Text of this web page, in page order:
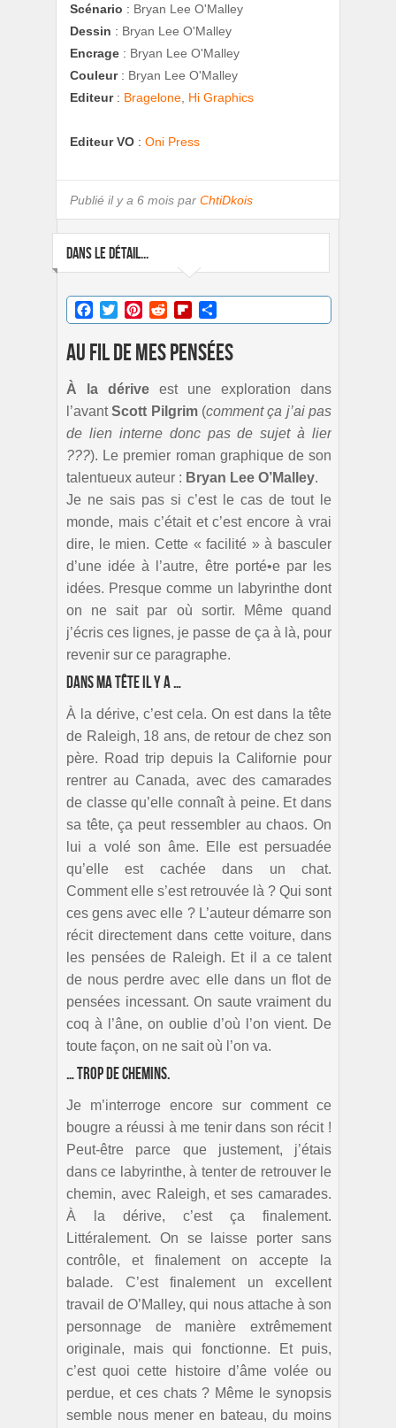
Scénario : Bryan Lee O'Malley
Dessin : Bryan Lee O'Malley
Encrage : Bryan Lee O'Malley
Couleur: Bryan Lee O'Malley
Editeur: Bragelone Hi Graphics
Editeur VO : Oni Press
Publié il y a 6 mois par ChtiDkois
DANS LE DÉTAIL...
Facebook
TwitterPinterestRedditFlipboard
Au fil de mes pensées
À la dérive est une exploration dans
l’avantScott Pilgrim(comment ça j’ai pas
de lien interne donc pas de sujet à lier
???). Le premier roman graphique de son
talentueux auteur : Bryan Lee O’Malley.
Je ne sais pas si c’est le cas de tout le
monde, mais c’était et c’est encore à vrai
dire, le mien. Cette « facilité » à basculer
d’une idée à l’autre, être porté•e par les
idées. Presque comme un labyrinthe dont
on ne sait par où sortir. Même quand
j’écris ces lignes, je passe de ça à là, pour
revenir sur ce paragraphe.
Dans ma tête il y a …
À la dérive, c’est cela. On est dans la tête
de Raleigh, 18 ans, de retour de chez son
père. Road trip depuis la Californie pour
rentrer au Canada, avec des camarades
de classe qu’elle connaît à peine. Et dans
sa tête, ça peut ressembler au chaos. On
lui a volé son âme. Elle est persuadée
qu’elle est cachée dans un chat.
Comment elle s’est retrouvée là ? Qui sont
ces gens avec elle ? L’auteur démarre son
récit directement dans cette voiture, dans
les pensées de Raleigh. Et il a ce talent
de nous perdre avec elle dans un flot de
pensées incessant. On saute vraiment du
coq à l’âne, on oublie d’où l’on vient. De
toute façon, on ne sait où l’on va.
… trop de chemins.
Je m’interroge encore sur comment ce
bougre a réussi à me tenir dans son récit !
Peut-être parce que justement, j’étais
dans ce labyrinthe, à tenter de retrouver le
chemin, avec Raleigh, et ses camarades.
À la dérive, c’est ça finalement.
Littéralement. On se laisse porter sans
contrôle, et finalement on accepte la
balade. C’est finalement un excellent
travail de O’Malley, qui nous attache à son
personnage de manière extrêmement
originale, mais qui fonctionne. Et puis,
c’est quoi cette histoire d’âme volée ou
perdue, et ces chats ? Même le synopsis
semble nous mener en bateau, du moins